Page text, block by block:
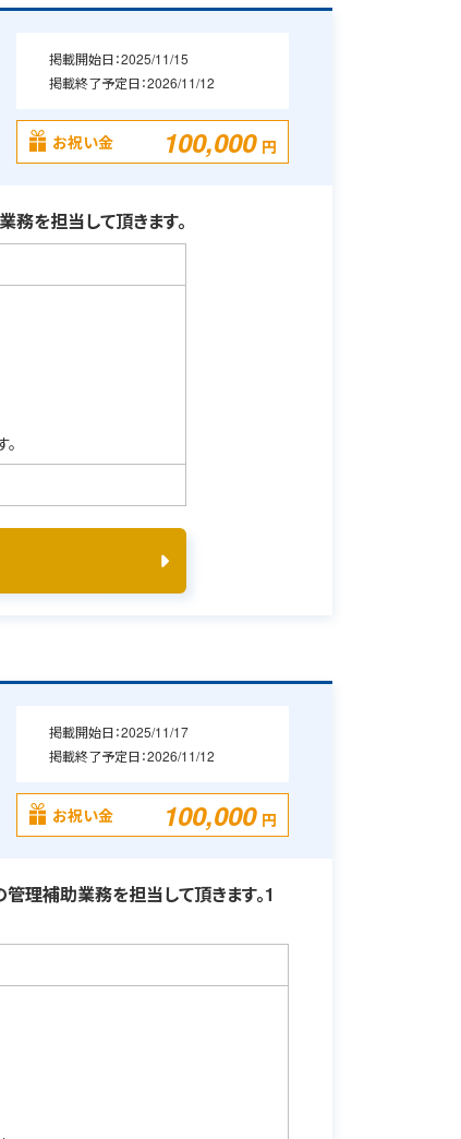
掲載開始日：2025/11/15
掲載終了予定日：2026/11/12
お祝い金 100,000 円
を担当して頂きます。
掲載開始日：2025/11/17
掲載終了予定日：2026/11/12
お祝い金 100,000 円
理補助業務を担当して頂きます。1